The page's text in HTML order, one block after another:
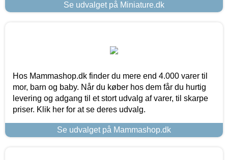
Se udvalget på Miniature.dk
Hos Mammashop.dk finder du mere end 4.000 varer til
mor, barn og baby. Når du køber hos dem får du hurtig
levering og adgang til et stort udvalg af varer, til skarpe
priser. Klik her for at se deres udvalg.
Se udvalget på Mammashop.dk